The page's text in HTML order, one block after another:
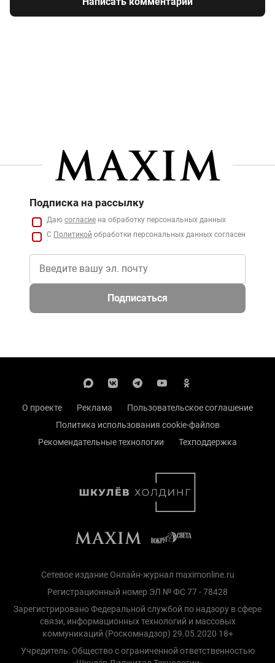
Подписка на рассылку
Даю согласие на обработку персональных данных
С Политикой обработки персональных данных согласен
Подписаться
О проекте Реклама
Пользовательское соглашение
Политика использования cookie-файлов
Рекомендательные технологии
Техподдержка
Сетевое издание Онлайн-журнал maximonline.ru
Регистрационный номер ЭЛ № ФС 77 - 78428
Зарегистрировано Федеральной службой по надзору в сфере
связи, информационных технологий и массовых
коммуникаций (Роскомнадзор) 29.05.2020 18+
Учредитель: Общество с ограниченной ответственностью